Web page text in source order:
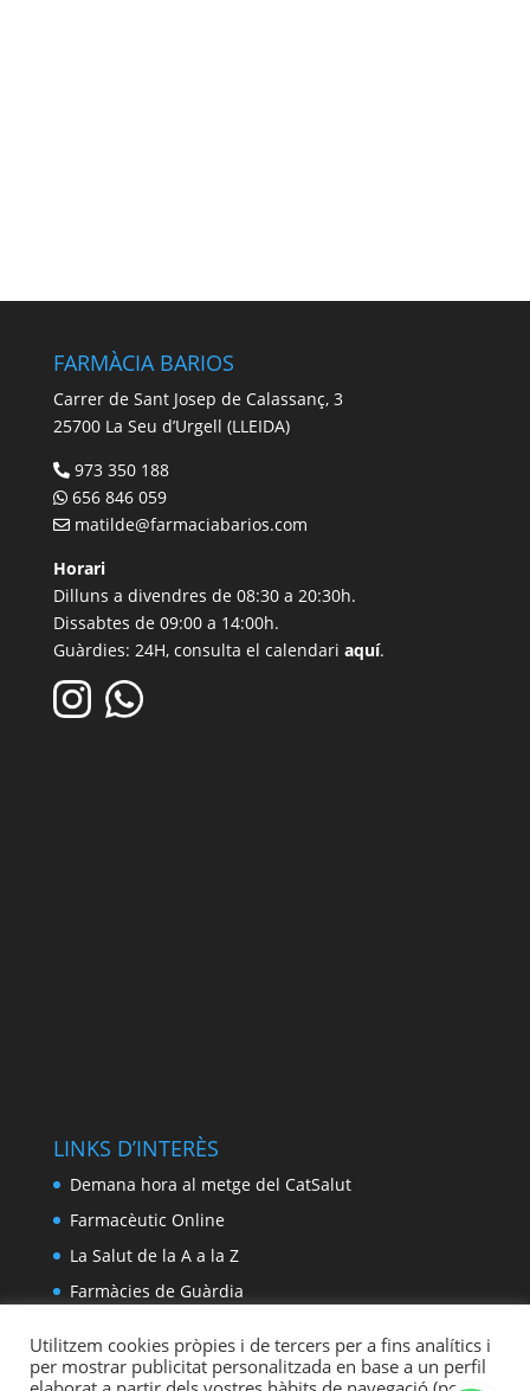
FARMÀCIA BARIOS
Carrer de Sant Josep de Calassanç, 3
25700 La Seu d’Urgell (LLEIDA)
973 350 188
656 846 059
matilde@farmaciabarios.com
Horari
Dilluns a divendres de 08:30 a 20:30h.
Dissabtes de 09:00 a 14:00h.
Guàrdies: 24H, consulta el calendari aquí.
LINKS D’INTERÈS
Demana hora al metge del CatSalut
Farmacèutic Online
La Salut de la A a la Z
Farmàcies de Guàrdia
Utilitzem cookies pròpies i de tercers per a fins analítics i
per mostrar publicitat personalitzada en base a un perfil